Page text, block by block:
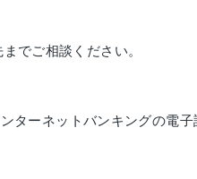
でご相談ください。
ターネットバンキングの電